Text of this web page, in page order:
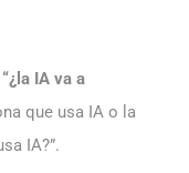
IA va a
que usa IA o la
IA?”.